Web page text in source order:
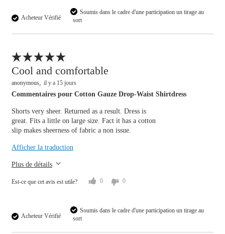
Acheteur Vérifié
Soumis dans le cadre d'une participation un tirage au
sort
Cool and comfortable
il y a 15 jours
anonymous
Acheteur Vérifié
Soumis dans le cadre d'une participation un tirage au
sort
Commentaires pour Cotton Gauze Drop-Waist Shirtdress
Shorts very sheer. Returned as a result. Dress is
great. Fits a little on large size. Fact it has a cotton
slip makes sheerness of fabric a non issue.
Afficher la traduction
Plus de détails
Overall size
Est-ce que cet avis est utile? 0 0
Signaler un avis